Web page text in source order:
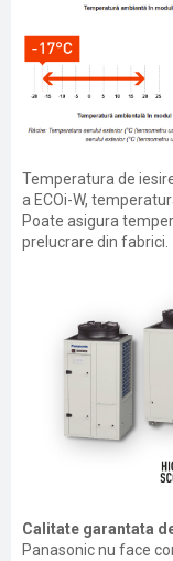
Temperatura de
a ECOi-W,
Poate asigura
prelucrare din fabrici.
Calitate garantata
Panasonic nu face